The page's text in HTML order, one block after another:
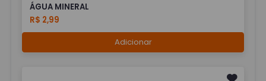
ÁGUA MINERAL
R$ 2,99
Adicionar